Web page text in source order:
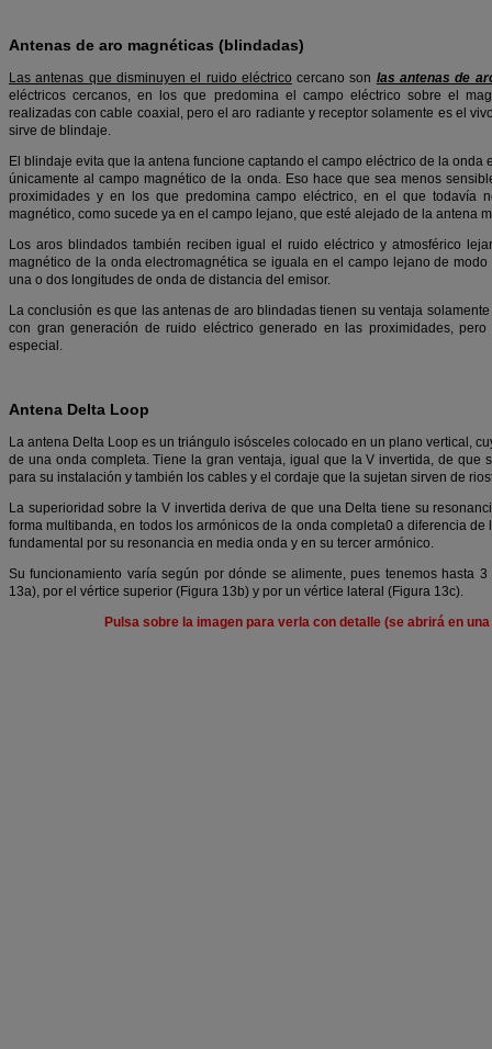
Antenas de aro magnéticas (blindadas)
Las antenas que disminuyen el ruido eléctrico cercano son las antenas de
eléctricos cercanos, en los que predomina el campo eléctrico sobre el
realizadas con cable coaxial, pero el aro radiante y receptor solamente es el
sirve de blindaje.
El blindaje evita que la antena funcione captando el campo eléctrico de la
únicamente al campo magnético de la onda. Eso hace que sea menos
proximidades y en los que predomina campo eléctrico, en el que todavía
magnético, como sucede ya en el campo lejano, que esté alejado de la antena
Los aros blindados también reciben igual el ruido eléctrico y atmosférico
magnético de la onda electromagnética se iguala en el campo lejano de
una o dos longitudes de onda de distancia del emisor.
La conclusión es que las antenas de aro blindadas tienen su ventaja
con gran generación de ruido eléctrico generado en las proximidades,
especial.
Antena Delta Loop
La antena Delta Loop es un triángulo isósceles colocado en un plano vertical,
de una onda completa. Tiene la gran ventaja, igual que la V invertida, de que
para su instalación y también los cables y el cordaje que la sujetan sirven de
La superioridad sobre la V invertida deriva de que una Delta tiene su
forma multibanda, en todos los armónicos de la onda completa0 a diferencia
fundamental por su resonancia en media onda y en su tercer armónico.
Su funcionamiento varía según por dónde se alimente, pues tenemos hasta
13a), por el vértice superior (Figura 13b) y por un vértice lateral (Figura 13c).
Pulsa sobre la imagen para verla con detalle (se abrirá en